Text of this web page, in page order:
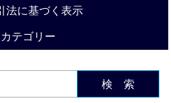
法に基づく表示
テゴリー
検 索